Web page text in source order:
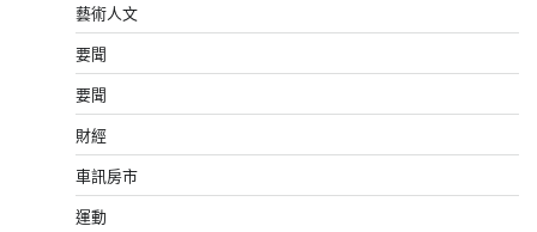
藝術人文
要聞
要聞
財經
車訊房市
運動